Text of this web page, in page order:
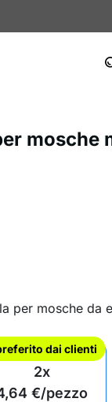
mosche
per mosche da
dai clienti
2x
€/pezzo